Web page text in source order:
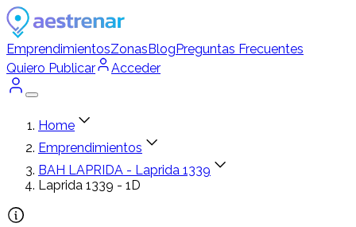
EmprendimientosZonasBlogPreguntas Frecuentes
Quiero Publicar
Acceder
Home
Emprendimientos
BAH LAPRIDA - Laprida 1339
Laprida 1339 - 1D